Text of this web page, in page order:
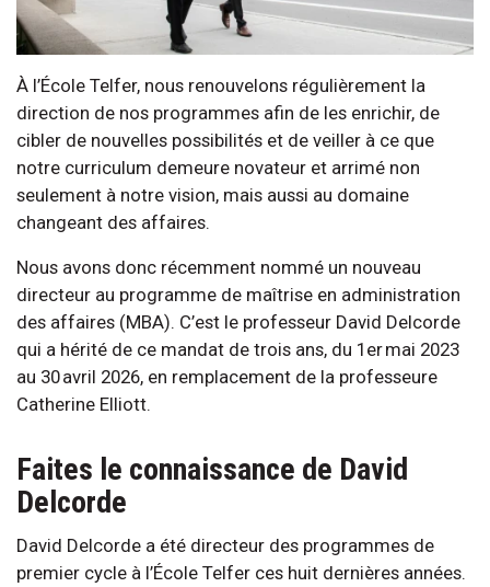
À l’École Telfer, nous renouvelons régulièrement la
direction de nos programmes afin de les enrichir, de
cibler de nouvelles possibilités et de veiller à ce que
notre curriculum demeure novateur et arrimé non
seulement à notre vision, mais aussi au domaine
changeant des affaires.
Nous avons donc récemment nommé un nouveau
directeur au programme de maîtrise en administration
des affaires (MBA). C’est le professeur David Delcorde
qui a hérité de ce mandat de trois ans, du 1er mai 2023
au 30 avril 2026, en remplacement de la professeure
Catherine Elliott.
Faites le connaissance de David
Delcorde
David Delcorde a été directeur des programmes de
premier cycle à l’École Telfer ces huit dernières années.